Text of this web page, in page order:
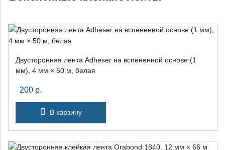
Двусторонняя лента Adheser на вспененной основе (1
мм), 4 мм × 50 м, белая
200 р.
В корзину